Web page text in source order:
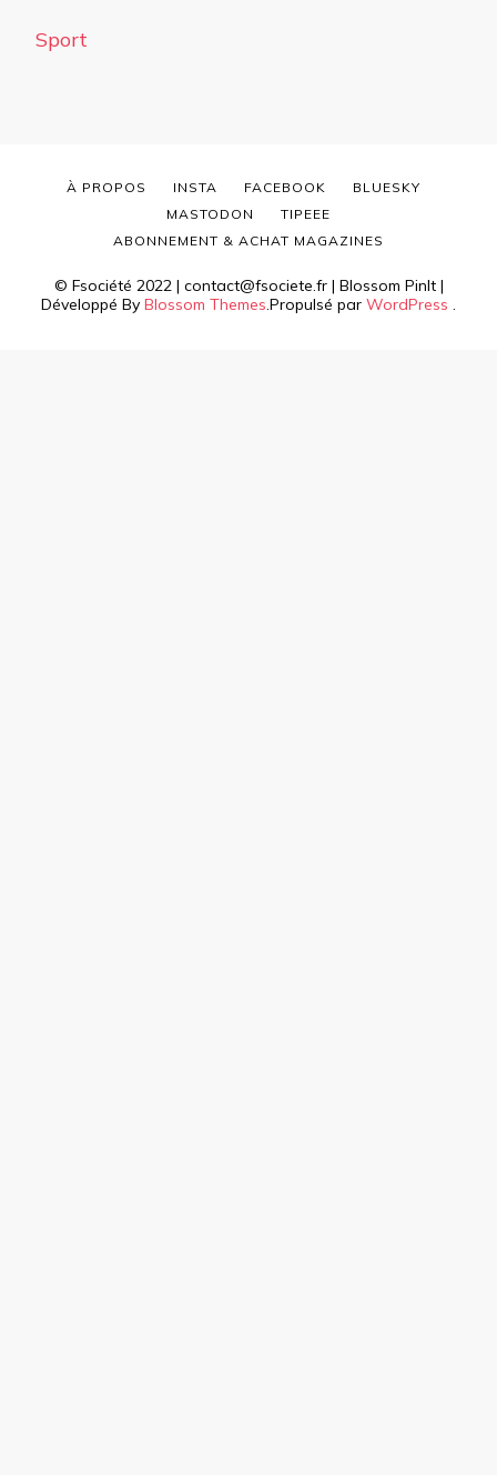
Sport
© Fsociété 2022 | contact@fsociete.fr | Blossom PinIt |
Développé By Blossom Themes.Propulsé par WordPress .
À PROPOS INSTA FACEBOOK
BLUESKY
MASTODON
TIPEEE
ABONNEMENT & ACHAT MAGAZINES